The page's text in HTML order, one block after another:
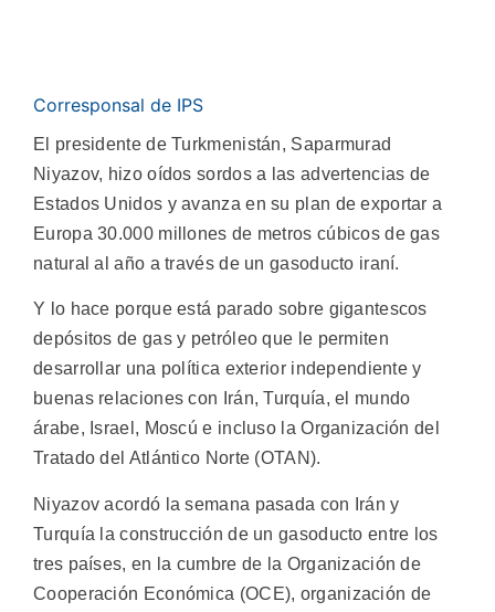
Corresponsal de IPS
El presidente de Turkmenistán, Saparmurad
Niyazov, hizo oídos sordos a las advertencias de
Estados Unidos y avanza en su plan de exportar a
Europa 30.000 millones de metros cúbicos de gas
natural al año a través de un gasoducto iraní.
Y lo hace porque está parado sobre gigantescos
depósitos de gas y petróleo que le permiten
desarrollar una política exterior independiente y
buenas relaciones con Irán, Turquía, el mundo
árabe, Israel, Moscú e incluso la Organización del
Tratado del Atlántico Norte (OTAN).
Niyazov acordó la semana pasada con Irán y
Turquía la construcción de un gasoducto entre los
tres países, en la cumbre de la Organización de
Cooperación Económica (OCE), organización de